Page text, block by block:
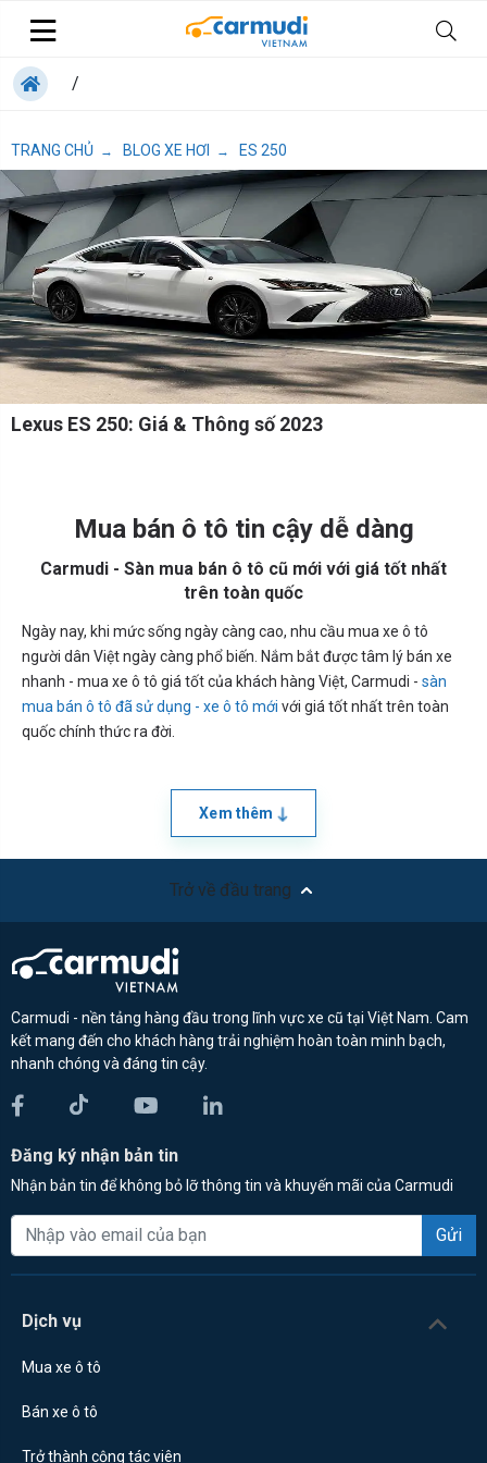
/
TRANG CHỦ → BLOG XE HƠI → ES 250
Lexus ES 250: Giá & Thông số 2023
Mua bán ô tô tin cậy dễ dàng
Carmudi - Sàn mua bán ô tô cũ mới với giá tốt nhất
trên toàn quốc
Ngày nay, khi mức sống ngày càng cao, nhu cầu mua xe ô tô
người dân Việt ngày càng phổ biến. Nắm bắt được tâm lý bán xe
nhanh - mua xe ô tô giá tốt của khách hàng Việt, Carmudi - sàn
mua bán ô tô đã sử dụng - xe ô tô mới với giá tốt nhất trên toàn
quốc chính thức ra đời.
Xem thêm
Trở về đầu trang
Carmudi - nền tảng hàng đầu trong lĩnh vực xe cũ tại Việt Nam. Cam
kết mang đến cho khách hàng trải nghiệm hoàn toàn minh bạch,
nhanh chóng và đáng tin cậy.
Đăng ký nhận bản tin
Nhận bản tin để không bỏ lỡ thông tin và khuyến mãi của Carmudi
Gửi
Dịch vụ
Mua xe ô tô
Bán xe ô tô
Trở thành cộng tác viên